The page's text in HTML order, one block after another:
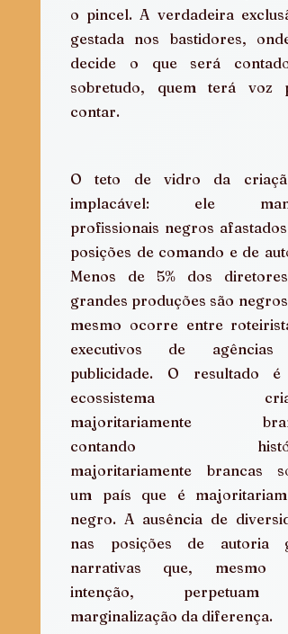
o pincel. A verdadeira
gestada nos bastidores,
decide o que será
sobretudo, quem terá voz
contar.
O teto de vidro da
implacável: ele
profissionais negros afastados
posições de comando e de
Menos de 5% dos diretores
grandes produções são negros,
mesmo ocorre entre
executivos de agências
publicidade. O resultado é
ecossistema
majoritariamente
contando
majoritariamente brancas
um país que é
negro. A ausência de
nas posições de autoria
narrativas que, mesmo
intenção,
marginalização da diferença.